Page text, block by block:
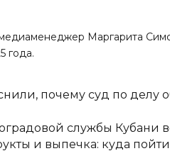
Маргарита
года.
почему суд по делу
службы Кубани
и выпечка: куда